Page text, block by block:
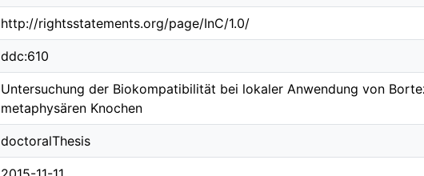
http://rightsstatements.org/page/InC/1.0/
ddc:610
Untersuchung der Biokompatibilität bei lokaler Anwendung von
metaphysären Knochen
doctoralThesis